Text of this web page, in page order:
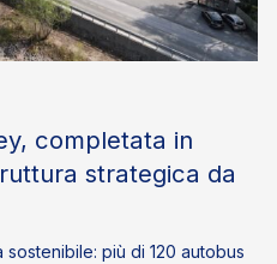
completata in
strategica da
sostenibile: più di 120 autobus